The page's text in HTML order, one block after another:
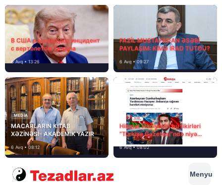
В США расследуют инцидент
с вертолетом Трампа
6 Avq • 13:26
FAZİL MUSTAFADAN ƏSƏBİ
PAYLAŞIM: KİMƏ İRAD TUTDU?
6 Avq • 09:27
MEDİA
MACARLARIN KİTAB
XƏZİNƏSİ- AKADEMİK YAZIR
6 Avq • 08:12
Hikmət Hacıyevin bu fikirləri
“Türkiye Gazetesi”ndə niyə
təhrif edilib?
6 Avq • 08:02
Menyu